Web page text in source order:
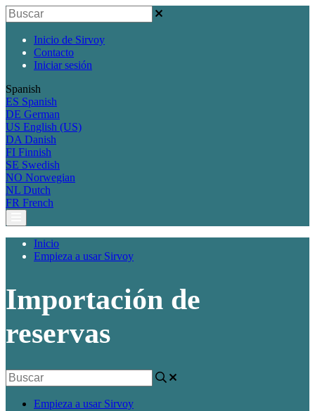
Inicio de Sirvoy
Contacto
Iniciar sesión
Spanish
ES Spanish
DE German
US English (US)
DA Danish
FI Finnish
SE Swedish
NO Norwegian
NL Dutch
FR French
Inicio
Empieza a usar Sirvoy
Importación de
reservas
Empieza a usar Sirvoy